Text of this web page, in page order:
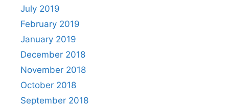
July 2019
February 2019
January 2019
December 2018
November 2018
October 2018
September 2018